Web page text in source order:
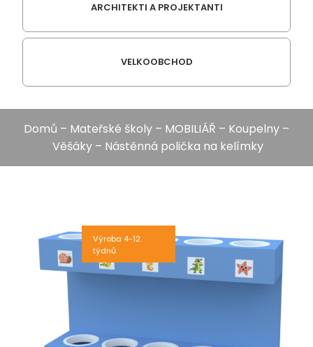
ARCHITEKTI A PROJEKTANTI
VELKOOBCHOD
Domů – Mateřské školy – MOBILIÁŘ – Koupelny –
Věšáky – Nástěnná polička na kelímky
Výroba 4-12.
týdnů